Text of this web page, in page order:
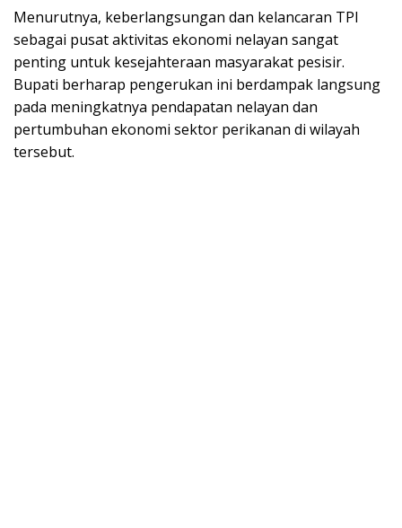
Menurutnya, keberlangsungan dan kelancaran TPI
sebagai pusat aktivitas ekonomi nelayan sangat
penting untuk kesejahteraan masyarakat pesisir.
Bupati berharap pengerukan ini berdampak langsung
pada meningkatnya pendapatan nelayan dan
pertumbuhan ekonomi sektor perikanan di wilayah
tersebut.